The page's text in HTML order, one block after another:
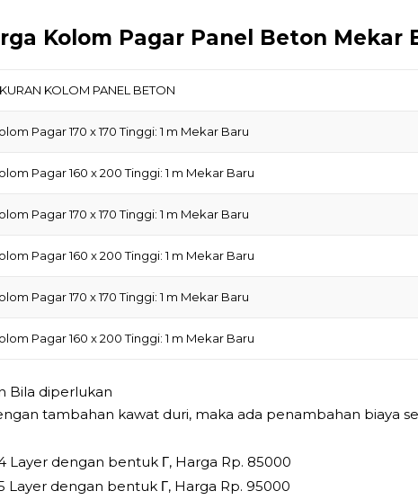
Kolom Pagar Panel Beton Mekar
KOLOM PANEL BETON
Pagar 170 x 170 Tinggi: 1 m Mekar Baru
Pagar 160 x 200 Tinggi: 1 m Mekar Baru
Pagar 170 x 170 Tinggi: 1 m Mekar Baru
Pagar 160 x 200 Tinggi: 1 m Mekar Baru
Pagar 170 x 170 Tinggi: 1 m Mekar Baru
Pagar 160 x 200 Tinggi: 1 m Mekar Baru
Bila diperlukan
tambahan kawat duri, maka ada penambahan biaya
Layer dengan bentuk Γ, Harga Rp. 85000
Layer dengan bentuk Γ, Harga Rp. 95000